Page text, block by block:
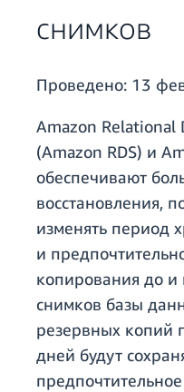
снимков
Проведено: 13
Amazon Relational
(Amazon RDS) и
обеспечивают
восстановления,
изменять период
и
копирования до и
снимков базы
резервных копий
дней будут